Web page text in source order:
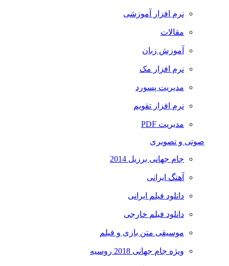
نرم افزار آموزشی
مقالات
آموزش زبان
نرم افزار مک
مدیریت پسورد
نرم افزار تقویم
مدیریت PDF
صوتی و تصویری
جام جهانی برزیل 2014
آهنگ ایرانی
دانلود فیلم ایرانی
دانلود فیلم خارجی
موسیقی متن بازی و فیلم
ویژه جام جهانی 2018 روسیه